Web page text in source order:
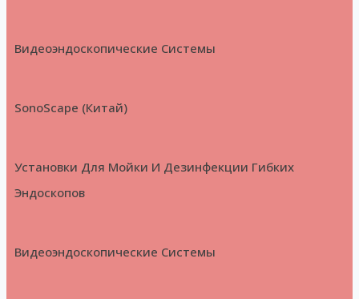
Видеоэндоскопические Системы
SonoScape (Китай)
Установки Для Мойки И Дезинфекции Гибких
Эндоскопов
Видеоэндоскопические Системы